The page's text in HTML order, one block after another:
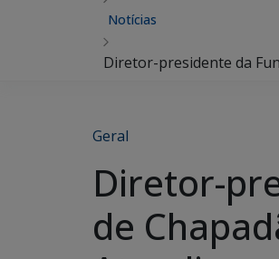
Notícias
Diretor-presidente da
Geral
Diretor-
de